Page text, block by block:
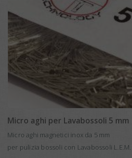
Micro aghi per Lavabossoli 5 mm
Micro aghi magnetici inox da 5 mm
per pulizia bossoli con Lavabossoli L.E.M.